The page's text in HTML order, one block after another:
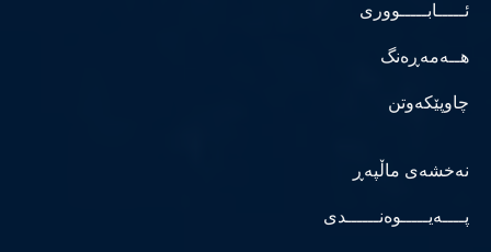
ئـــــابـــــووری
هــەمەڕەنگ
چاوپێکەوتن
نەخشەی ماڵپەڕ
پــــەیـــــوەنــــــدی